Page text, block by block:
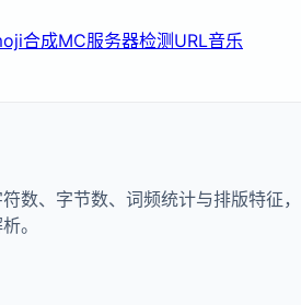
合成MC服务器检测 URL音乐
数、字节数、词频统计与排版特征，
。